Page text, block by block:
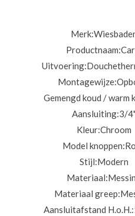
Merk:
Productnaam:
Uitvoering:
Montagewijze:
Gemengd koud / warm
Aansluiting:3/4"
Kleur:Chroom
Model knoppen:
Stijl:Modern
Materiaal:
Materiaal greep:
Aansluitafstand H.o.H.: